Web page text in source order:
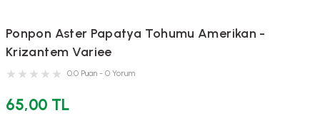
Ponpon Aster Papatya Tohumu Amerikan -
Krizantem Variee
0.0 Puan - 0 Yorum
65,00 TL